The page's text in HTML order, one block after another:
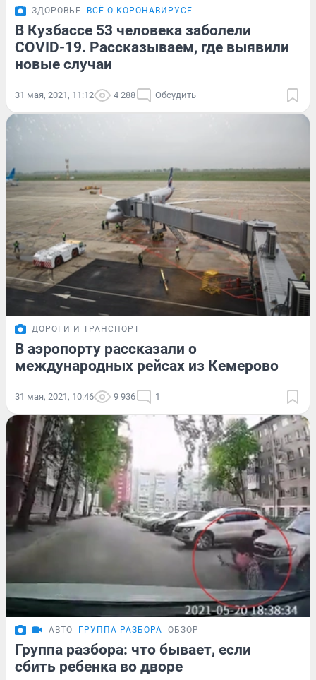
ЗДОРОВЬЕ ВСЁ О КОРОНАВИРУСЕ
В Кузбассе 53 человека заболели
COVID-19. Рассказываем, где выявили
новые случаи
31 мая, 2021, 11:12 4 288 Обсудить
ДОРОГИ И ТРАНСПОРТ
В аэропорту рассказали о
международных рейсах из Кемерово
31 мая, 2021, 10:46 9 936 1
АВТО ГРУППА РАЗБОРА ОБЗОР
Группа разбора: что бывает, если
сбить ребенка во дворе